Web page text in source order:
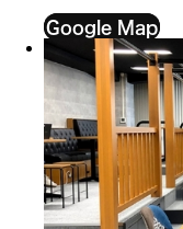
Google Map